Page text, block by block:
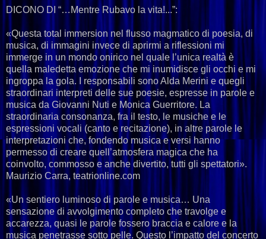
DICONO DI “…Mentre Rubavo la vita!...”:
«Questa total immersion nel flusso magmatico di poesia, di
musica, di immagini invece di aprirmi a riflessioni mi
immerge in un mondo onirico nel quale l’unica realtà è
quella maledetta emozione che mi inumidisce gli occhi e mi
ingroppa la gola. I responsabili sono Alda Merini e quegli
straordinari interpreti delle sue poesie, espresse in parole e
musica da Giovanni Nuti e Monica Guerritore. La
straordinaria consonanza, fra il testo, le musiche e le
espressioni vocali (canto e recitazione), in altre parole le
interpretazioni che, fondendo musica e versi hanno
permesso di creare quell’atmosfera magica che ha
coinvolto, commosso e anche divertito, tutti gli spettatori».
Maurizio Carra, teatrionline.com
«Un sentiero luminoso di parole e musica… Una
sensazione di avvolgimento completo che travolge e
accarezza, quasi le parole fossero braccia e calore e la
musica penetrasse sotto pelle. Questo l’impatto del concerto